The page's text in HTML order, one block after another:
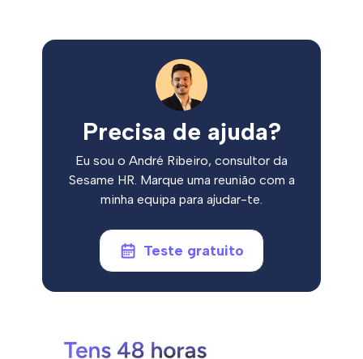
Precisa de ajuda?
Eu sou o André Ribeiro, consultor da
Sesame HR. Marque uma reunião com a
minha equipa para ajudar-te.
Teste gratuito